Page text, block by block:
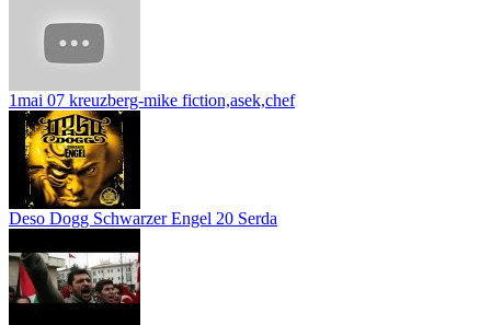
1mai 07 kreuzberg-mike fiction,asek,chef
Deso Dogg Schwarzer Engel 20 Serda